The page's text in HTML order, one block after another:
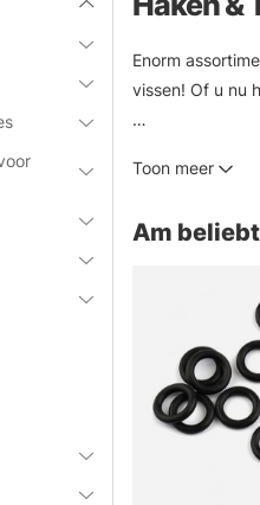
Enorm
vissen! Of u nu
categorie voor
Toon meer
Am